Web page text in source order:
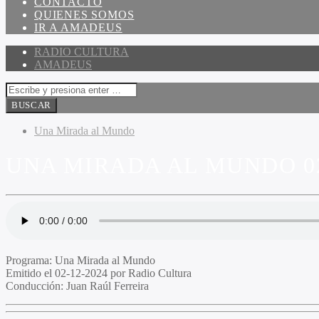
QUIENES SOMOS
IR A AMADEUS
RADIO CULTURA
AMADEUS
Una Mirada al Mundo
Programa: Una Mirada al Mundo
Emitido el 02-12-2024 por Radio Cultura
Conducción: Juan Raúl Ferreira